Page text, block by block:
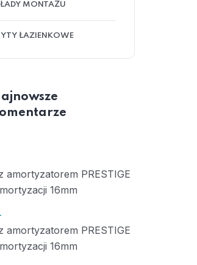
MONTAŻU
ŁAZIENKOWE
amortyzatorem PRESTIGE
16mm
amortyzatorem PRESTIGE
16mm